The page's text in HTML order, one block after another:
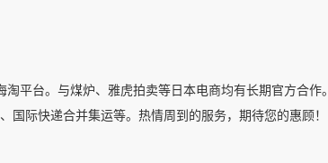
平台。与煤炉、雅虎拍卖等日本电商均有长期官方合作。
、国际快递合并集运等。热情周到的服务，期待您的惠顾！